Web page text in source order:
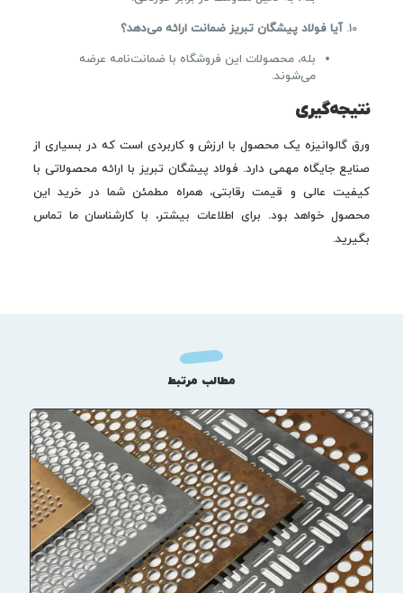
آیا فولاد پیشگان تبریز ضمانت ارائه می‌دهد؟
بله، محصولات این فروشگاه با ضمانت‌نامه عرضه
می‌شوند.
نتیجه‌گیری
ورق گالوانیزه یک محصول با ارزش و کاربردی است که در بسیاری از
صنایع جایگاه مهمی دارد. فولاد پیشگان تبریز با ارائه محصولاتی با
کیفیت عالی و قیمت رقابتی، همراه مطمئن شما در خرید این
محصول خواهد بود. برای اطلاعات بیشتر، با کارشناسان ما تماس
بگیرید.
مطالب مرتبط